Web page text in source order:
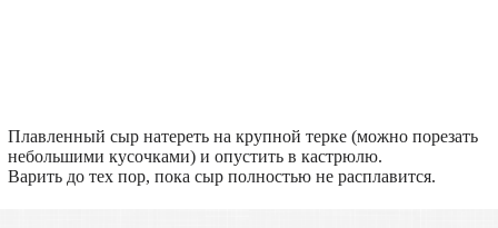
Плавленный сыр натереть на крупной терке (можно порезать
небольшими кусочками) и опустить в кастрюлю.
Варить до тех пор, пока сыр полностью не расплавится.